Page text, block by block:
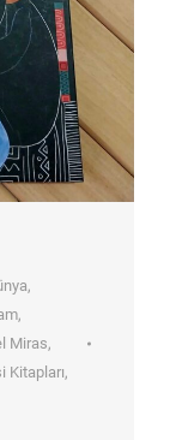
,
,
Miras,
Kitapları,